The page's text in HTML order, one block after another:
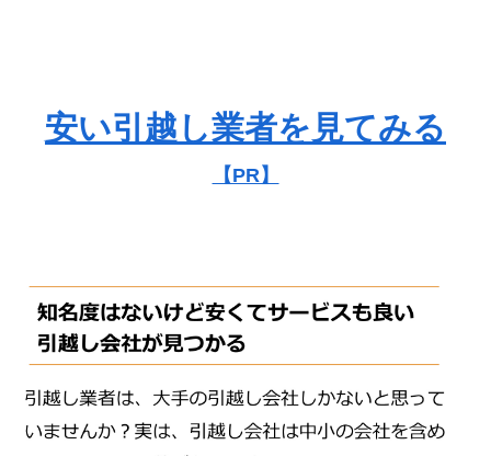
安い引越し業者を見てみる
【PR】